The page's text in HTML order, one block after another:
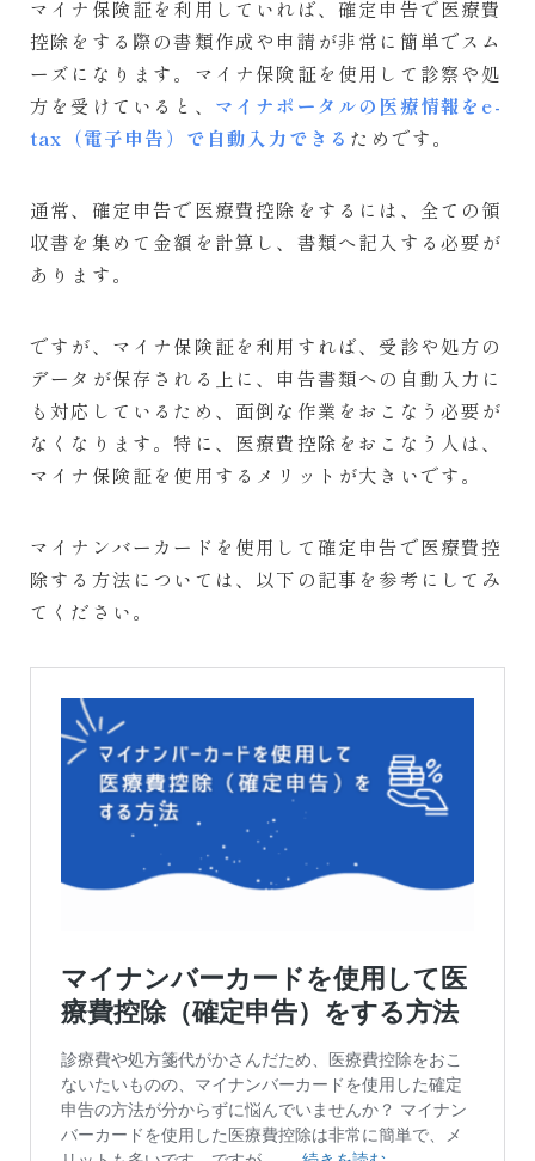
マイナ保険証を利用していれば、確定申告で医療費
控除をする際の書類作成や申請が非常に簡単でスム
ーズになります。マイナ保険証を使用して診察や処
方を受けていると、 マイナポータルの医療情報をe-
tax（電子申告）で自動入力できる ためです。
通常、確定申告で医療費控除をするには、全ての領
収書を集めて金額を計算し、書類へ記入する必要が
あります。
ですが、マイナ保険証を利用すれば、受診や処方の
データが保存される上に、申告書類への自動入力に
も対応しているため、面倒な作業をおこなう必要が
なくなります。特に、医療費控除をおこなう人は、
マイナ保険証を使用するメリットが大きいです。
マイナンバーカードを使用して確定申告で医療費控
除する方法については、以下の記事を参考にしてみ
てください。